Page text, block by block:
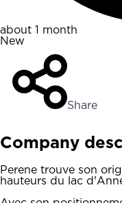
about 1 month
New
Share
Company
Perene trouve son
hauteurs du lac